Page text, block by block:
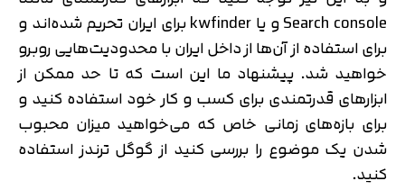
Search console و یا kwfinder برای ایران تحریم شده‌اند و
برای استفاده از آن‌ها از داخل ایران با محدودیت‌هایی روبرو
خواهید شد. پیشنهاد ما این است که تا حد ممکن از
ابزارهای قدرتمندی برای کسب و کار خود استفاده کنید و
برای بازه‌های زمانی خاص که می‌خواهید میزان محبوب
شدن یک موضوع را بررسی کنید از گوگل ترندز استفاده
کنید.